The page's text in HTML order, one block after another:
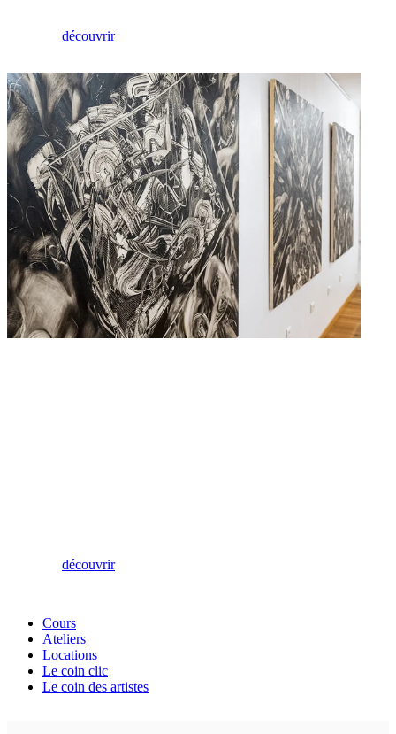
découvrir
découvrir
Cours
Ateliers
Locations
Le coin clic
Le coin des artistes